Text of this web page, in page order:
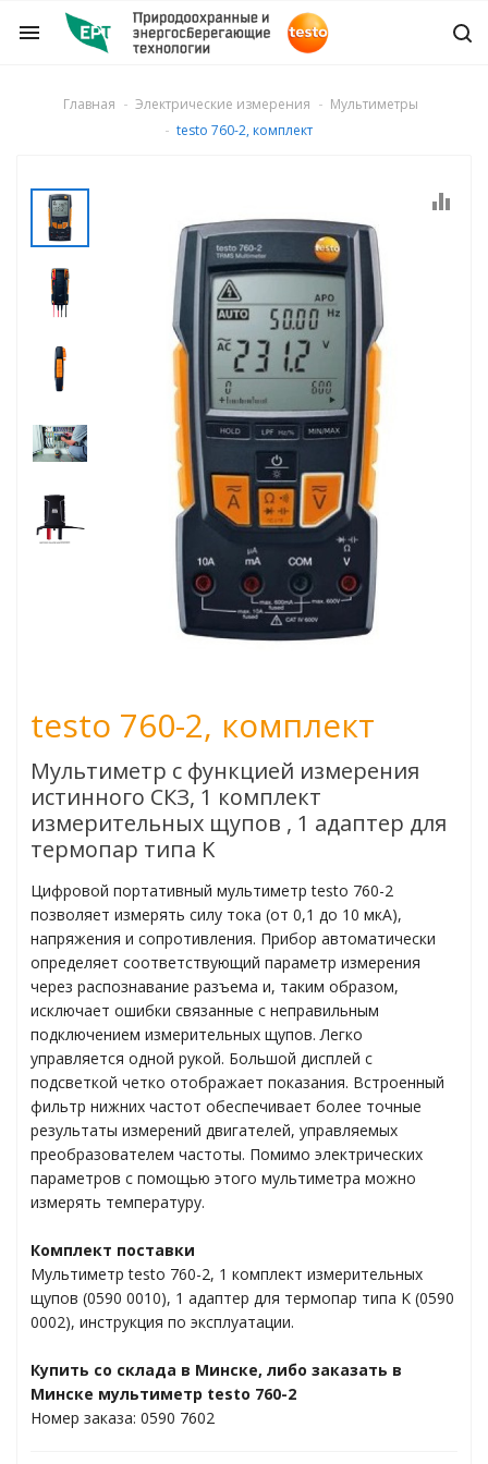
menu
дымовых газов
потока и
расхода воздуха
поверхности
в различных
материалов
давления
ВКВ
данных
Главная Электрические измерения
Мультиметры
testo 760-2, комплект
testo 760-2, комплект
Мультиметр с функцией измерения
истинного СКЗ, 1 комплект
измерительных щупов , 1 адаптер для
термопар типа K
Цифровой портативный мультиметр testo 760-2
позволяет измерять силу тока (от 0,1 до 10 мкА),
напряжения и сопротивления. Прибор автоматически
определяет соответствующий параметр измерения
через распознавание разъема и, таким образом,
исключает ошибки связанные с неправильным
подключением измерительных щупов. Легко
управляется одной рукой. Большой дисплей с
подсветкой четко отображает показания. Встроенный
фильтр нижних частот обеспечивает более точные
результаты измерений двигателей, управляемых
преобразователем частоты. Помимо электрических
параметров с помощью этого мультиметра можно
измерять температуру.
Комплект поставки
Мультиметр testo 760-2, 1 комплект измерительных
щупов (0590 0010), 1 адаптер для термопар типа K (0590
0002), инструкция по эксплуатации.
Купить со склада в Минске, либо заказать в
Минске мультиметр testo 760-2
Номер заказа: 0590 7602